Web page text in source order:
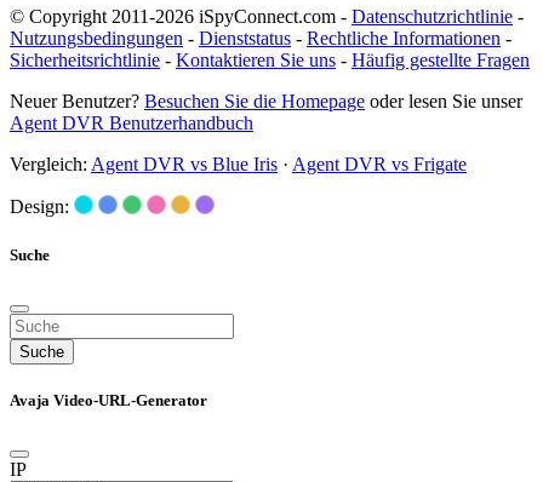
© Copyright 2011-2026 iSpyConnect.com - Datenschutzrichtlinie -
Nutzungsbedingungen - Dienststatus - Rechtliche Informationen -
Sicherheitsrichtlinie - Kontaktieren Sie uns - Häufig gestellte Fragen
Neuer Benutzer? Besuchen Sie die Homepage oder lesen Sie unser
Agent DVR Benutzerhandbuch
Vergleich: Agent DVR vs Blue Iris · Agent DVR vs Frigate
Design:
Suche
Suche
Avaja Video-URL-Generator
IP